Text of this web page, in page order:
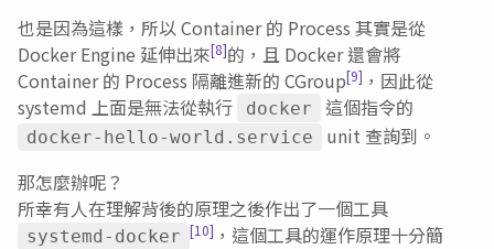
也是因為這樣，所以 Container 的 Process 其實是從
Docker Engine 延伸出來[8]的，且 Docker 還會將
Container 的 Process 隔離進新的 CGroup[9] ，因此從
systemd 上面是無法從執行
docker 這個指令的
docker-hello-world.service
unit 查詢到。
那怎麼辦呢？
所幸有人在理解背後的原理之後作出了一個工具
systemd-docker [10] ，這個工具的運作原理十分簡